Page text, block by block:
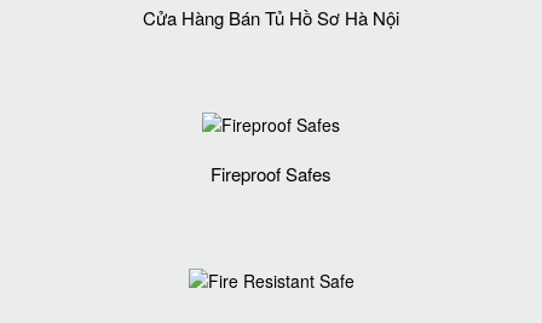
Cửa Hàng Bán Tủ Hồ Sơ Hà Nội
Fireproof Safes